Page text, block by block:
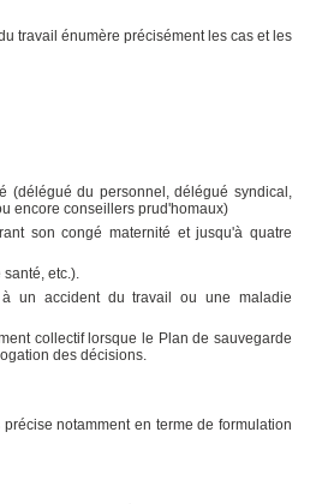
travail énumère précisément les cas et les
(délégué du personnel, délégué syndical,
encore conseillers prud'homaux)
son congé maternité et jusqu'à quatre
etc.).
un accident du travail ou une maladie
collectif lorsque le Plan de sauvegarde
des décisions.
notamment en terme de formulation